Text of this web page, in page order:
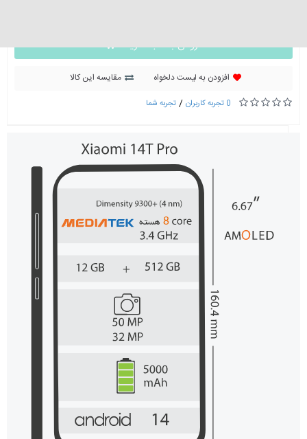
افزودن به سبد خرید
افزودن به لیست دلخواه مقایسه این کالا
0 تجربه کاربران / تجربه شما